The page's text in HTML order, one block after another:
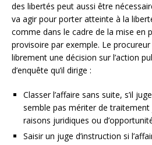
des libertés peut aussi être
va agir pour porter atteinte à la
comme dans le cadre de la mise en
provisoire par exemple. Le
librement une décision sur l’action
d’enquête qu’il dirige :
Classer l’affaire sans suite, s’il
semble pas mériter de traitement
raisons juridiques ou
Saisir un juge d’instruction si